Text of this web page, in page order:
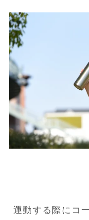
運動する際にコ